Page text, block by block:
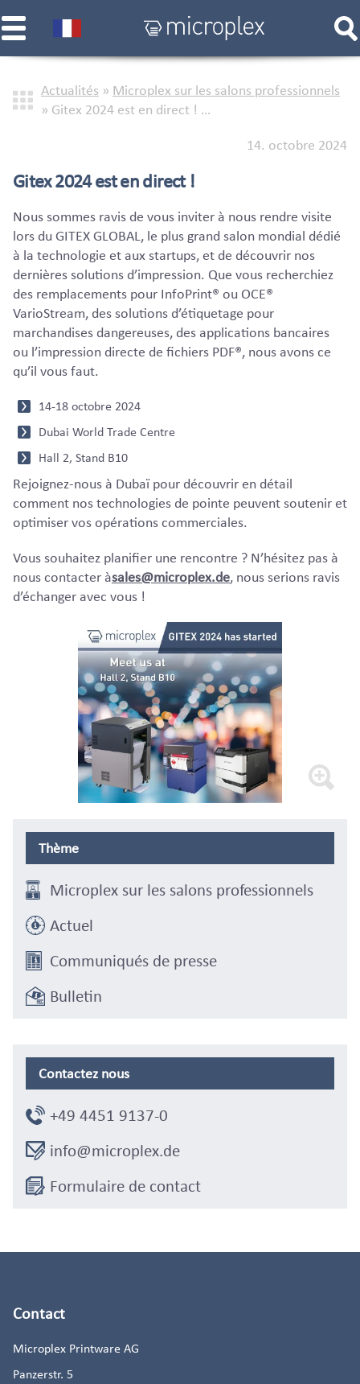
Actualités » Microplex sur les salons professionnels
» Gitex 2024 est en direct ! …
14. octobre 2024
Gitex 2024 est en direct !
Nous sommes ravis de vous inviter à nous rendre visite
lors du GITEX GLOBAL, le plus grand salon mondial dédié
à la technologie et aux startups, et de découvrir nos
dernières solutions d’impression. Que vous recherchiez
des remplacements pour InfoPrint® ou OCE®
VarioStream, des solutions d’étiquetage pour
marchandises dangereuses, des applications bancaires
ou l’impression directe de fichiers PDF®, nous avons ce
qu’il vous faut.
14-18 octobre 2024
Dubai World Trade Centre
Hall 2, Stand B10
Rejoignez-nous à Dubaï pour découvrir en détail
comment nos technologies de pointe peuvent soutenir et
optimiser vos opérations commerciales.
Vous souhaitez planifier une rencontre ? N’hésitez pas à
nous contacter àsales@microplex.de, nous serions ravis
d’échanger avec vous !
Thème
Microplex sur les salons professionnels
Actuel
Communiqués de presse
Bulletin
Contactez nous
+49 4451 9137-0
info@microplex.de
Formulaire de contact
Contact
Microplex Printware AG
Panzerstr. 5